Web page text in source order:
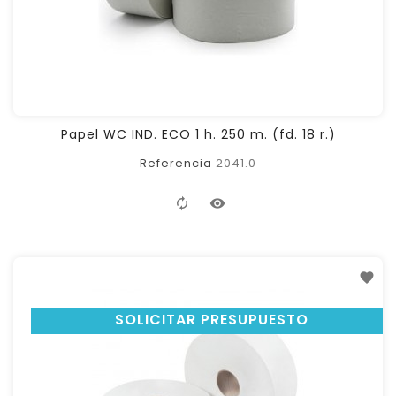
Papel WC IND. ECO 1 h. 250 m. (fd. 18 r.)
Referencia 2041.0
SOLICITAR PRESUPUESTO